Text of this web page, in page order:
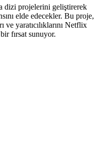
dizi projelerini geliştirerek
elde edecekler. Bu proje,
ve yaratıcılıklarını Netflix
fırsat sunuyor.